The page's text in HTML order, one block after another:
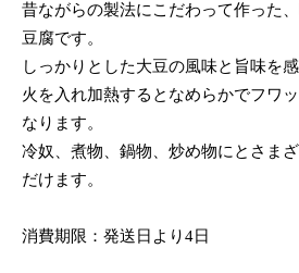
昔ながらの製法にこだわって作った
豆腐です。
しっかりとした大豆の風味と旨味を感
火を入れ加熱するとなめらかでフワ
なります。
冷奴、煮物、鍋物、炒め物にとさま
だけます。
消費期限：発送日より4日